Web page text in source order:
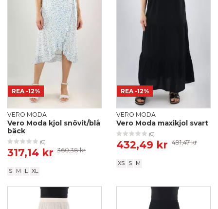
REA -12%
VERO MODA
Vero Moda kjol snövit/blå
bäck
(0)
317,14 kr 360,38 kr
S M L XL
REA -12%
VERO MODA
Vero Moda maxikjol svart
(0)
432,49 kr 491,47 kr
XS S M